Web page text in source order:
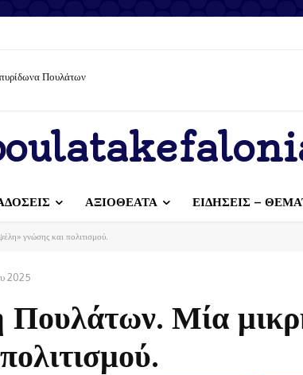
υπευθυνότητα – Διατηρούμε τον τόπο μας καθαρό
ΑΞΙΟΘΕΑΤΑ ΕΙΔΗΣΕΙΣ –
γνώσης και πολιτισμού.
2025
Πουλάτων. Μία